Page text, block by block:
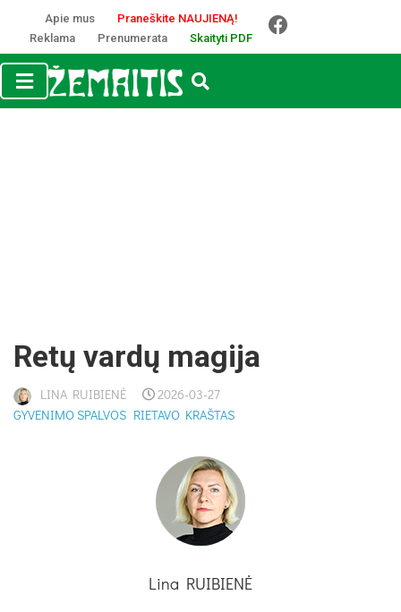
Apie mus
Praneškite NAUJIENĄ!
Reklama
Prenumerata Skaityti PDF
Re­tų var­dų ma­gi­ja
LINA RUIBIENĖ
2026-03-27
GYVENIMO SPALVOS RIETAVO KRAŠTAS
Lina RUIBIENĖ